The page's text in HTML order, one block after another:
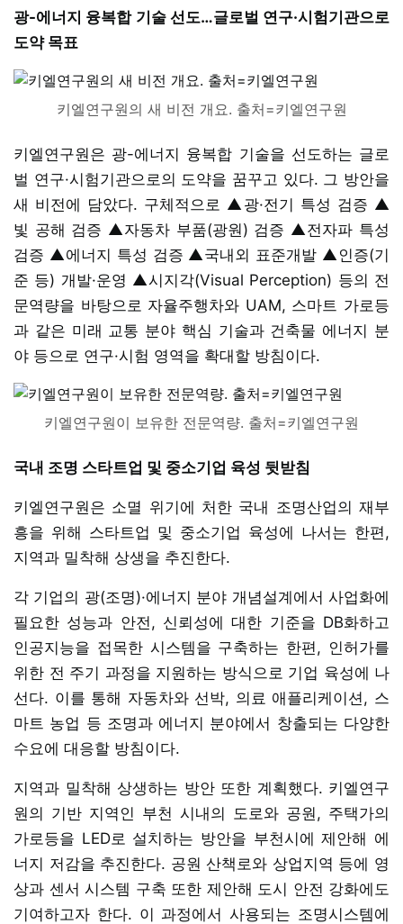
광-에너지 융복합 기술 선도…글로벌 연구·시험기관으로
도약 목표
키엘연구원의 새 비전 개요. 출처=키엘연구원
키엘연구원은 광-에너지 융복합 기술을 선도하는 글로
벌 연구·시험기관으로의 도약을 꿈꾸고 있다. 그 방안을
새 비전에 담았다. 구체적으로 ▲광·전기 특성 검증 ▲
빛 공해 검증 ▲자동차 부품(광원) 검증 ▲전자파 특성
검증 ▲에너지 특성 검증 ▲국내외 표준개발 ▲인증(기
준 등) 개발·운영 ▲시지각(Visual Perception) 등의 전
문역량을 바탕으로 자율주행차와 UAM, 스마트 가로등
과 같은 미래 교통 분야 핵심 기술과 건축물 에너지 분
야 등으로 연구·시험 영역을 확대할 방침이다.
키엘연구원이 보유한 전문역량. 출처=키엘연구원
국내 조명 스타트업 및 중소기업 육성 뒷받침
키엘연구원은 소멸 위기에 처한 국내 조명산업의 재부
흥을 위해 스타트업 및 중소기업 육성에 나서는 한편,
지역과 밀착해 상생을 추진한다.
각 기업의 광(조명)·에너지 분야 개념설계에서 사업화에
필요한 성능과 안전, 신뢰성에 대한 기준을 DB화하고
인공지능을 접목한 시스템을 구축하는 한편, 인허가를
위한 전 주기 과정을 지원하는 방식으로 기업 육성에 나
선다. 이를 통해 자동차와 선박, 의료 애플리케이션, 스
마트 농업 등 조명과 에너지 분야에서 창출되는 다양한
수요에 대응할 방침이다.
지역과 밀착해 상생하는 방안 또한 계획했다. 키엘연구
원의 기반 지역인 부천 시내의 도로와 공원, 주택가의
가로등을 LED로 설치하는 방안을 부천시에 제안해 에
너지 저감을 추진한다. 공원 산책로와 상업지역 등에 영
상과 센서 시스템 구축 또한 제안해 도시 안전 강화에도
기여하고자 한다. 이 과정에서 사용되는 조명시스템에